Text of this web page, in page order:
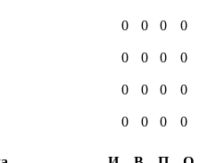
0 0 0 0
0 0 0 0
0 0 0 0
0 0 0
0